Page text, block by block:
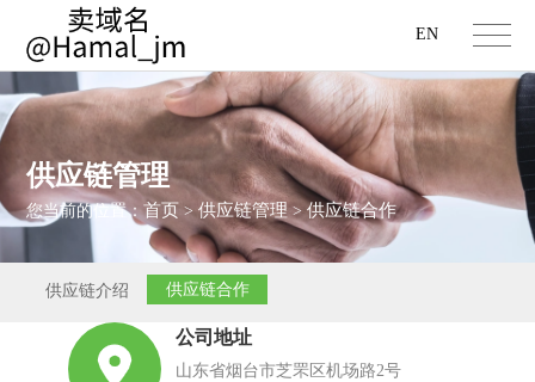
EN
供应链管理
您当前的位置：首页 >供应链管理>供应链合作
供应链介绍 供应链合作
公司地址
山东省烟台市芝罘区机场路2号